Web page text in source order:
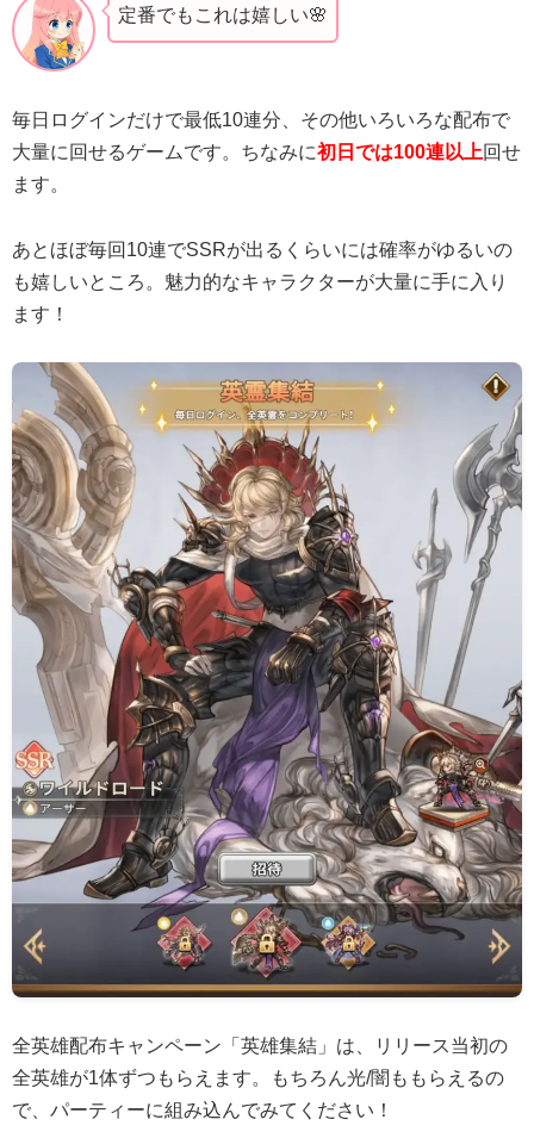
定番でもこれは嬉しい🌸
毎日ログインだけで最低10連分、その他いろいろな配布で
大量に回せるゲームです。ちなみに初日では100連以上回せ
ます。
あとほぼ毎回10連でSSRが出るくらいには確率がゆるいの
も嬉しいところ。魅力的なキャラクターが大量に手に入り
ます！
全英雄配布キャンペーン「英雄集結」は、リリース当初の
全英雄が1体ずつもらえます。もちろん光/闇ももらえるの
で、パーティーに組み込んでみてください！